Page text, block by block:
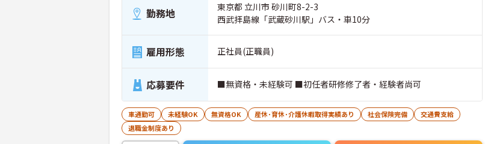
勤務地
東京都 立川市 砂川町8-2-3
西武拝島線「武蔵砂川駅」バス・車10分
雇用形態 正社員(正職員)
応募要件 ■無資格・未経験可 ■初任者研修修了者・経験者尚可
車通勤可 未経験OK 無資格OK 産休･育休･介護休暇取得実績あり 社会保険完備
交通費支給
退職金制度あり